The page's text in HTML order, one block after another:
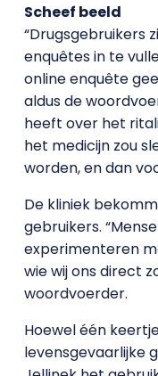
Scheef beeld
“Drugsgebruikers
enquêtes in te
online enquête
aldus de
heeft over het
het medicijn zou
worden, en dan
De kliniek
gebruikers.
experimenteren
wie wij ons direct
woordvoerder.
Hoewel één
levensgevaarlijke